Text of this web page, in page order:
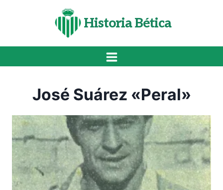
Historia Bética
José Suárez «Peral»